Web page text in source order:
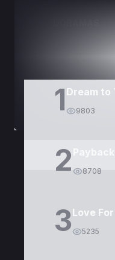
1 Dream to
9803
2 8708
3Love
5235